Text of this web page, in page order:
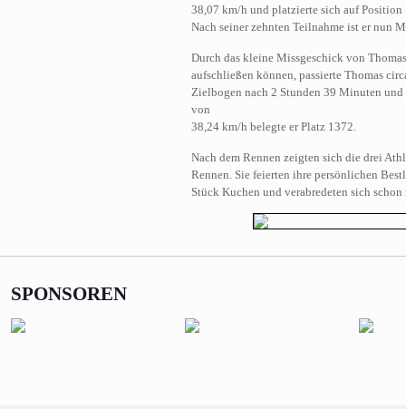
38,07 km/h und platzierte sich auf Position
Nach seiner zehnten Teilnahme ist er nun
Durch das kleine Missgeschick von
aufschließen können, passierte Thomas
Zielbogen nach 2 Stunden 39 Minuten
von
38,24 km/h belegte er Platz 1372.
Nach dem Rennen zeigten sich die drei
Rennen. Sie feierten ihre persönlichen
Stück Kuchen und verabredeten sich
SPONSOREN